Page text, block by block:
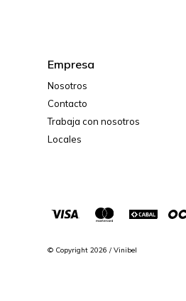
Empresa
Nosotros
Contacto
Trabaja con nosotros
Locales
© Copyright 2026 / Vinibel